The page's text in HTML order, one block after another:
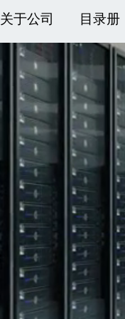
关于公司 目录册